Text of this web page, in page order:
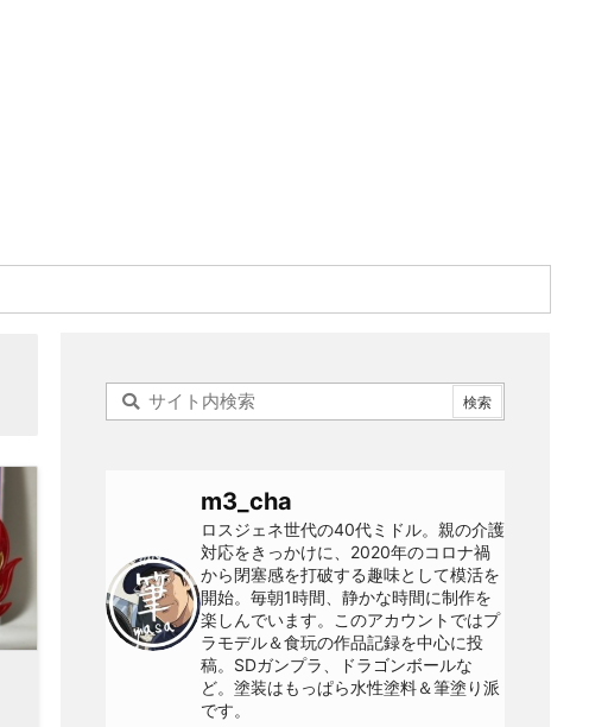
m3_cha
ロスジェネ世代の40代ミドル。親の介護
対応をきっかけに、2020年のコロナ禍
から閉塞感を打破する趣味として模活を
開始。毎朝1時間、静かな時間に制作を
楽しんでいます。このアカウントではプ
ラモデル＆食玩の作品記録を中心に投
稿。SDガンプラ、ドラゴンボールな
ど。塗装はもっぱら水性塗料＆筆塗り派
です。